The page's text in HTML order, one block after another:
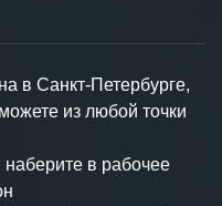
в Санкт-Петербурге,
из любой точки
в рабочее